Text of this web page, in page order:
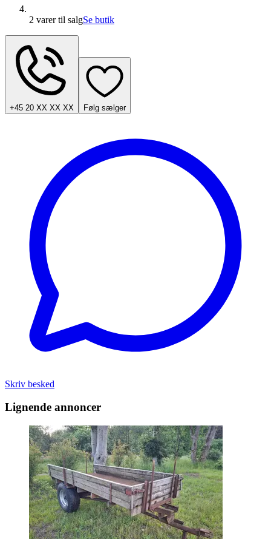
2 varertil salgSe butik
+45 20 XX XX XX Følg sælger
Skriv besked
Lignende annoncer